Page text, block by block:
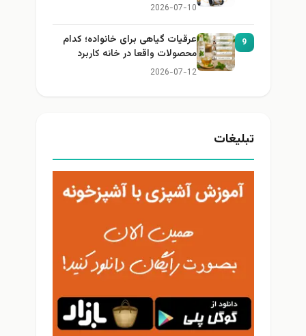
2026-07-10
9
عرقیات گیاهی برای خانواده؛ کدام
محصولات واقعا در خانه کاربرد
دارند؟
2026-07-12
تبلیغات